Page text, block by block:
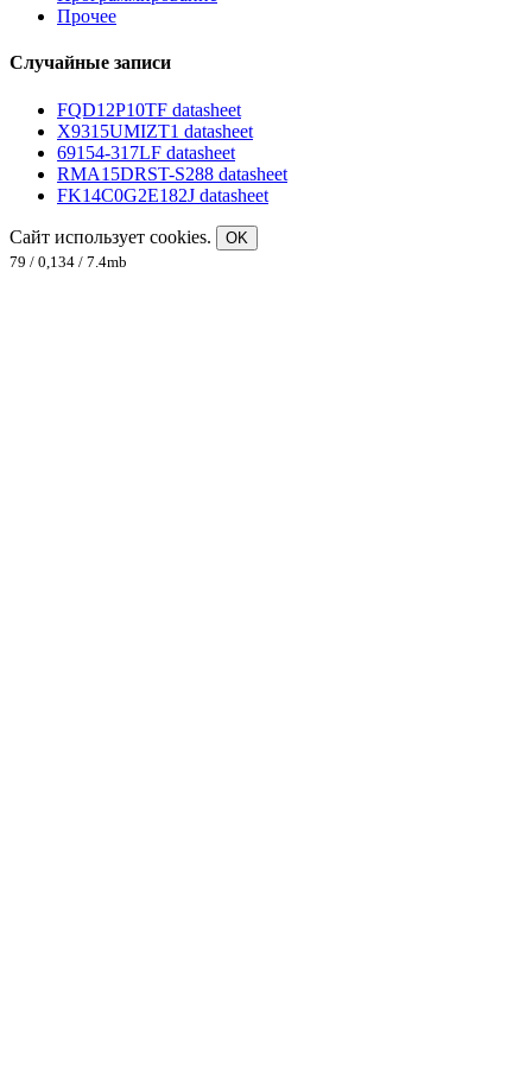
Прочее
Случайные записи
FQD12P10TF datasheet
X9315UMIZT1 datasheet
69154-317LF datasheet
RMA15DRST-S288 datasheet
FK14C0G2E182J datasheet
Сайт использует cookies.
OK
79 / 0,134 / 7.4mb